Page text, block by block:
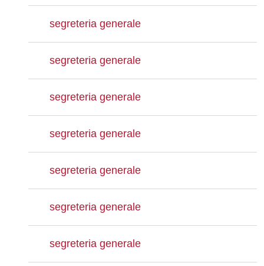
segreteria generale
segreteria generale
segreteria generale
segreteria generale
segreteria generale
segreteria generale
segreteria generale